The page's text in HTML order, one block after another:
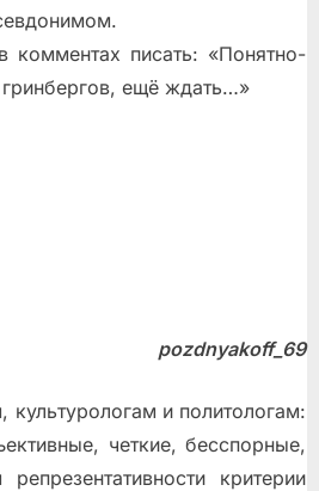
комментах писать: «Понятно-
гринбергов, ещё ждать…»
pozdnyakoff_69
культурологам и политологам:
четкие, бесспорные,
критерии